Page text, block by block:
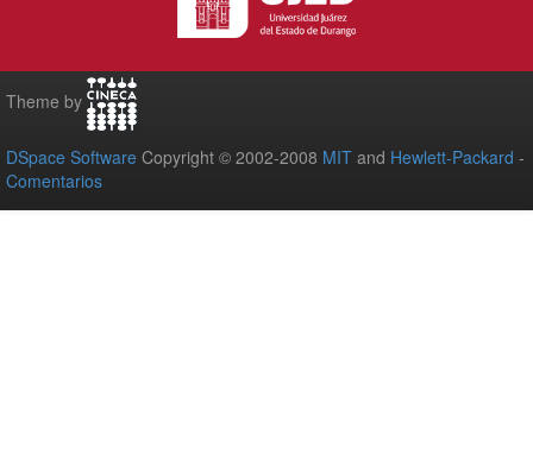
Theme by
DSpace Software Copyright © 2002-2008 MIT and Hewlett-Packard -
Comentarios